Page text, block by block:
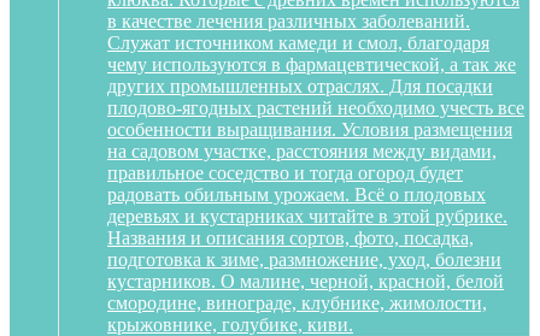
в качестве лечения различных заболеваний.
Служат источником камеди и смол, благодаря
чему используются в фармацевтической, а так же
других промышленных отраслях. Для посадки
плодово-ягодных растений необходимо учесть все
особенности выращивания. Условия размещения
на садовом участке, расстояния между видами,
правильное соседство и тогда огород будет
радовать обильным урожаем. Всё о плодовых
деревьях и кустарниках читайте в этой рубрике.
Названия и описания сортов, фото, посадка,
подготовка к зиме, размножение, уход, болезни
кустарников. О малине, черной, красной, белой
смородине, винограде, клубнике, жимолости,
крыжовнике, голубике, киви.